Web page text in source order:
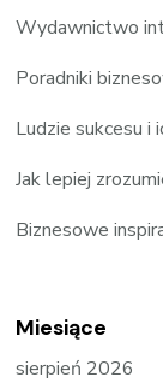
Wydawnictwo
Poradniki
Ludzie sukcesu i
Jak lepiej
Biznesowe
Miesiące
sierpień 2026